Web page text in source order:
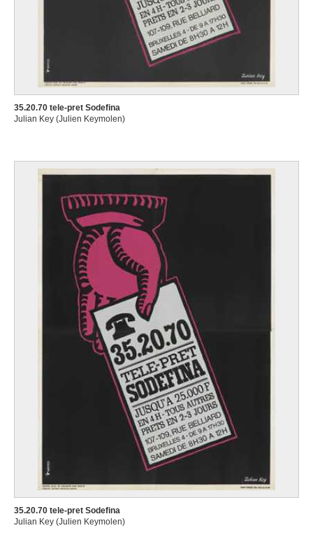
35.20.70 tele-pret Sodefina
Julian Key (Julien Keymolen)
35.20.70 tele-pret Sodefina
Julian Key (Julien Keymolen)